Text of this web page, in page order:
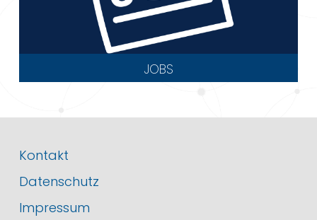
JOBS
Kontakt
Datenschutz
Impressum